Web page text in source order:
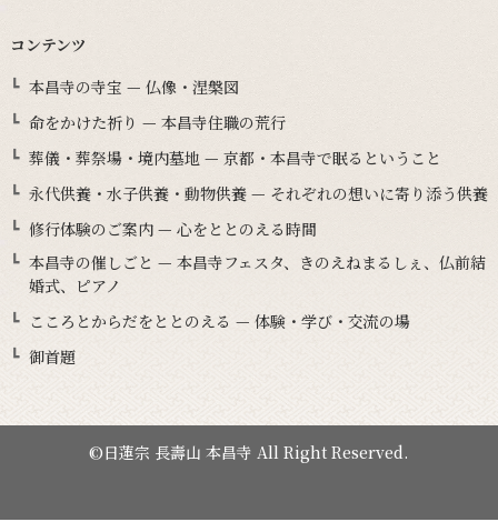
コンテンツ
本昌寺の寺宝 — 仏像・涅槃図
命をかけた祈り — 本昌寺住職の荒行
葬儀・葬祭場・境内墓地 — 京都・本昌寺で眠るということ
永代供養・水子供養・動物供養 — それぞれの想いに寄り添う供養
修行体験のご案内 — 心をととのえる時間
本昌寺の催しごと — 本昌寺フェスタ、きのえねまるしぇ、仏前結
婚式、ピアノ
こころとからだをととのえる — 体験・学び・交流の場
御首題
©日蓮宗 長壽山 本昌寺 All Right Reserved.